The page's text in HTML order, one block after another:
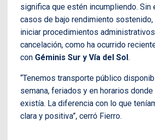
significa que estén incumpliendo. Sin
casos de bajo rendimiento
iniciar procedimientos
cancelación, como ha ocurrido
con Géminis Sur y Vía del Sol .
“Tenemos transporte público
semana, feriados y en horarios
existía. La diferencia con lo que
clara y positiva”, cerró Fierro.